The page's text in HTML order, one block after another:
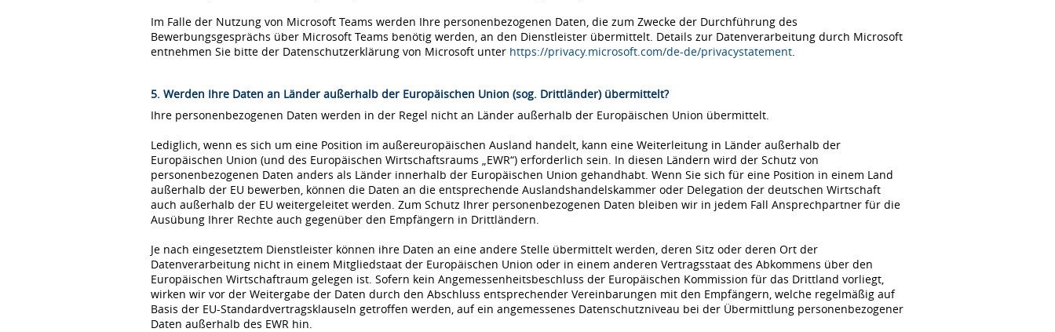
Im Falle der Nutzung von Microsoft Teams werden Ihre personenbezogenen Daten, die zum Zwecke der Durchführung des
Bewerbungsgesprächs über Microsoft Teams benötig werden, an den Dienstleister übermittelt. Details zur Datenverarbeitung durch Microsoft
entnehmen Sie bitte der Datenschutzerklärung von Microsoft unter https://privacy.microsoft.com/de-de/privacystatement.
5. Werden Ihre Daten an Länder außerhalb der Europäischen Union (sog. Drittländer) übermittelt?
Ihre personenbezogenen Daten werden in der Regel nicht an Länder außerhalb der Europäischen Union übermittelt.
Lediglich, wenn es sich um eine Position im außereuropäischen Ausland handelt, kann eine Weiterleitung in Länder außerhalb der
Europäischen Union (und des Europäischen Wirtschaftsraums „EWR“) erforderlich sein. In diesen Ländern wird der Schutz von
personenbezogenen Daten anders als Länder innerhalb der Europäischen Union gehandhabt. Wenn Sie sich für eine Position in einem Land
außerhalb der EU bewerben, können die Daten an die entsprechende Auslandshandelskammer oder Delegation der deutschen Wirtschaft
auch außerhalb der EU weitergeleitet werden. Zum Schutz Ihrer personenbezogenen Daten bleiben wir in jedem Fall Ansprechpartner für die
Ausübung Ihrer Rechte auch gegenüber den Empfängern in Drittländern.
Je nach eingesetztem Dienstleister können ihre Daten an eine andere Stelle übermittelt werden, deren Sitz oder deren Ort der
Datenverarbeitung nicht in einem Mitgliedstaat der Europäischen Union oder in einem anderen Vertragsstaat des Abkommens über den
Europäischen Wirtschaftraum gelegen ist. Sofern kein Angemessenheitsbeschluss der Europäischen Kommission für das Drittland vorliegt,
wirken wir vor der Weitergabe der Daten durch den Abschluss entsprechender Vereinbarungen mit den Empfängern, welche regelmäßig auf
Basis der EU-Standardvertragsklauseln getroffen werden, auf ein angemessenes Datenschutzniveau bei der Übermittlung personenbezogener
Daten außerhalb des EWR hin.